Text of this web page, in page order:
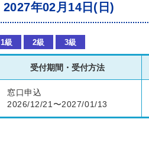
2027年02月14日(日)
1級 2級 3級
受付期間・受付方法
窓口申込
2026/12/21〜2027/01/13